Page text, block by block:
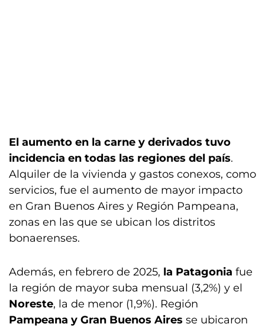
El aumento en la carne y derivados tuvo
incidencia en todas las regiones del país.
Alquiler de la vivienda y gastos conexos, como
servicios, fue el aumento de mayor impacto
en Gran Buenos Aires y Región Pampeana,
zonas en las que se ubican los distritos
bonaerenses.
Además, en febrero de 2025, la Patagonia fue
la región de mayor suba mensual (3,2%) y el
Noreste, la de menor (1,9%). Región
Pampeana y Gran Buenos Aires se ubicaron